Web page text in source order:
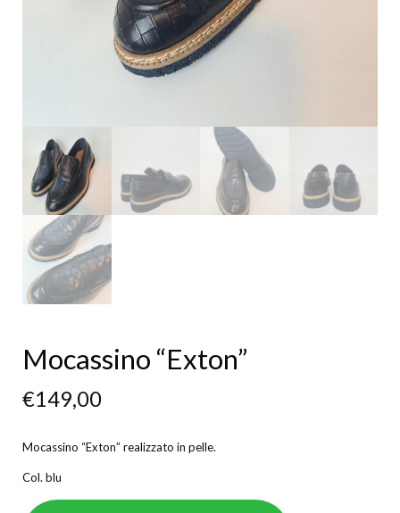
Mocassino “Exton”
€149,00
Mocassino “Exton” realizzato in pelle.
Col. blu